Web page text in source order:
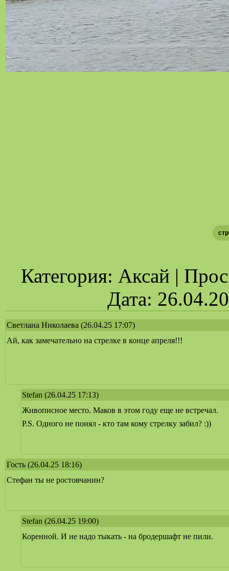
Категория: Аксай |
Дата:
Светлана Николаева (26.04.25 17:07)
Ай, как замечательно на стрелке в конце апреля!!!
Stefan (26.04.25 17:13)
Живописное место. Маков в этом году еще не встречал.
P.S. Одного не понял - кто там кому стрелку забил? :))
Гость (26.04.25 18:16)
Стефан ты не ростовчанин?
Stefan (26.04.25 19:00)
Коренной. И не надо тыкать - на бродершафт не пили.